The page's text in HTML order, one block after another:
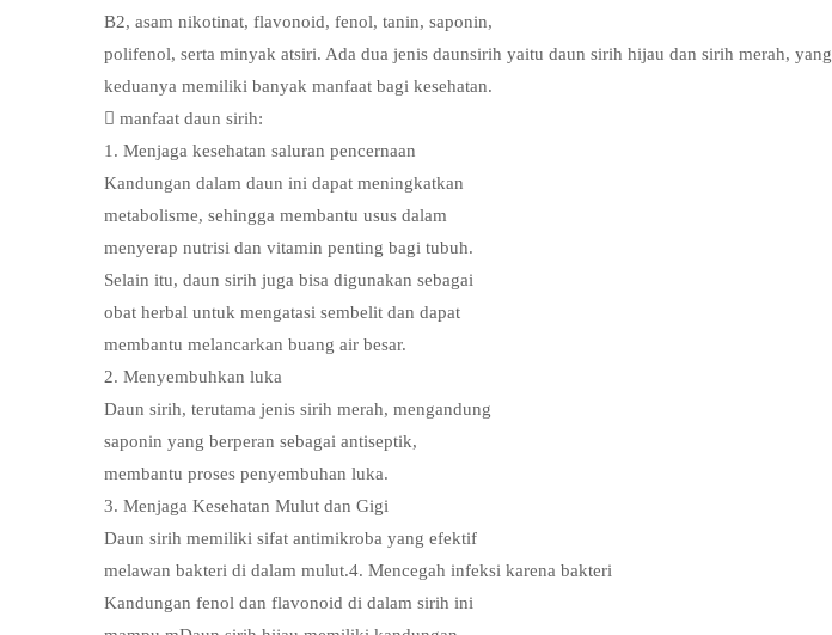
B2, asam nikotinat, flavonoid, fenol, tanin, saponin,
polifenol, serta minyak atsiri. Ada dua jenis daunsirih yaitu daun sirih hijau dan sirih merah, yang
keduanya memiliki banyak manfaat bagi kesehatan.
 manfaat daun sirih:
1. Menjaga kesehatan saluran pencernaan
Kandungan dalam daun ini dapat meningkatkan
metabolisme, sehingga membantu usus dalam
menyerap nutrisi dan vitamin penting bagi tubuh.
Selain itu, daun sirih juga bisa digunakan sebagai
obat herbal untuk mengatasi sembelit dan dapat
membantu melancarkan buang air besar.
2. Menyembuhkan luka
Daun sirih, terutama jenis sirih merah, mengandung
saponin yang berperan sebagai antiseptik,
membantu proses penyembuhan luka.
3. Menjaga Kesehatan Mulut dan Gigi
Daun sirih memiliki sifat antimikroba yang efektif
melawan bakteri di dalam mulut.4. Mencegah infeksi karena bakteri
Kandungan fenol dan flavonoid di dalam sirih ini